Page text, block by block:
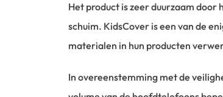
Het product is zeer duurzaam
schuim. KidsCover is een van de
materialen in hun producten
In overeenstemming met de